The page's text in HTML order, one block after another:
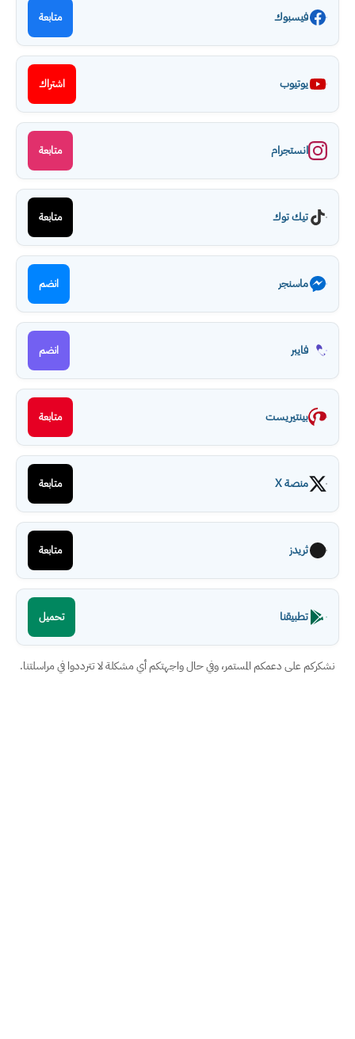
فيسبوك متابعة
يوتيوب اشتراك
انستجرام متابعة
تيك توك متابعة
ماسنجر انضم
فايبر انضم
بينتيريست متابعة
منصة X متابعة
ثريدز متابعة
تطبيقنا تحميل
نشكركم على دعمكم المستمر، وفي حال واجهتكم أي مشكلة لا تترددوا في مراسلتنا.